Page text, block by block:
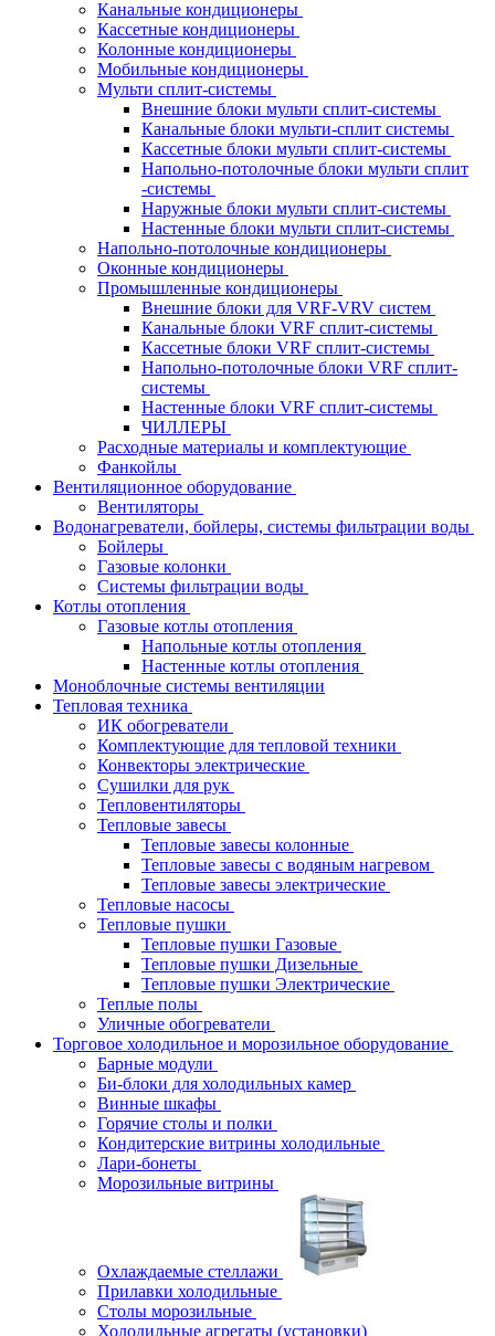
Канальные кондиционеры
Кассетные кондиционеры
Колонные кондиционеры
Мобильные кондиционеры
Мульти сплит-системы
Внешние блоки мульти сплит-системы
Канальные блоки мульти-сплит системы
Кассетные блоки мульти сплит-системы
Напольно-потолочные блоки мульти сплит
-системы
Наружные блоки мульти сплит-системы
Настенные блоки мульти сплит-системы
Напольно-потолочные кондиционеры
Оконные кондиционеры
Промышленные кондиционеры
Внешние блоки для VRF-VRV систем
Канальные блоки VRF сплит-системы
Кассетные блоки VRF сплит-системы
Напольно-потолочные блоки VRF сплит-
системы
Настенные блоки VRF сплит-системы
ЧИЛЛЕРЫ
Расходные материалы и комплектующие
Фанкойлы
Вентиляционное оборудование
Вентиляторы
Водонагреватели, бойлеры, системы фильтрации воды
Бойлеры
Газовые колонки
Системы фильтрации воды
Котлы отопления
Газовые котлы отопления
Напольные котлы отопления
Настенные котлы отопления
Моноблочные системы вентиляции
Тепловая техника
ИК обогреватели
Комплектующие для тепловой техники
Конвекторы электрические
Сушилки для рук
Тепловентиляторы
Тепловые завесы
Тепловые завесы колонные
Тепловые завесы с водяным нагревом
Тепловые завесы электрические
Тепловые насосы
Тепловые пушки
Тепловые пушки Газовые
Тепловые пушки Дизельные
Тепловые пушки Электрические
Теплые полы
Уличные обогреватели
Торговое холодильное и морозильное оборудование
Барные модули
Би-блоки для холодильных камер
Винные шкафы
Горячие столы и полки
Кондитерские витрины холодильные
Лари-бонеты
Морозильные витрины
Охлаждаемые стеллажи
Прилавки холодильные
Столы морозильные
Холодильные агрегаты (установки)